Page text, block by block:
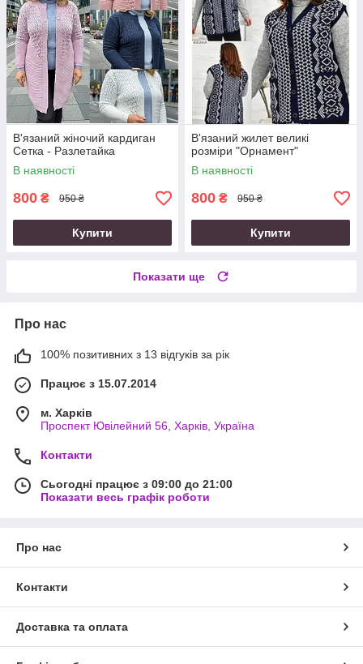
В'язаний жіночий кардиган
Сетка - Разлетайка
В наявності
800 ₴ 950 ₴
Купити
В'язаний жилет великі
розміри "Орнамент"
В наявності
800 ₴ 950 ₴
Купити
Показати ще
Про нас
100% позитивних з 13 відгуків за рік
Працює з 15.07.2014
м. Харків
Проспект Ювілейний 56, Харків, Україна
Контакти
Сьогодні працює з 09:00 до 21:00
Показати весь графік роботи
Про нас
Контакти
Доставка та оплата